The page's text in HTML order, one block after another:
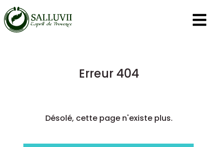
Panneau de gestion des cookies
Erreur 404
Désolé, cette page n'existe plus.